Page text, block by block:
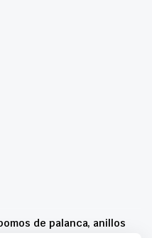
de palanca, anillos